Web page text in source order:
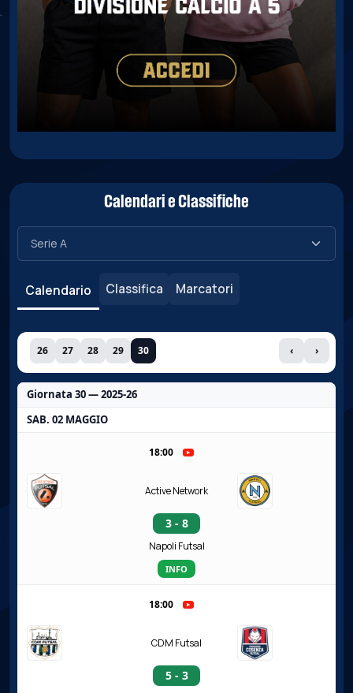
Calendari e Classifiche
Calendario Classifica Marcatori
26 27 28 29 30 ‹ ›
Giornata 30 — 2025-26
SAB. 02 MAGGIO
18:00
Active Network
3 - 8
Napoli Futsal
INFO
18:00
CDM Futsal
5 - 3